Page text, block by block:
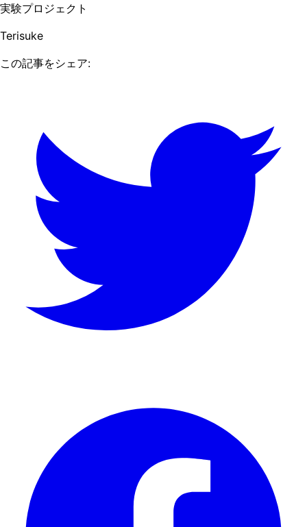
実験プロジェクト
Terisuke
この記事をシェア: